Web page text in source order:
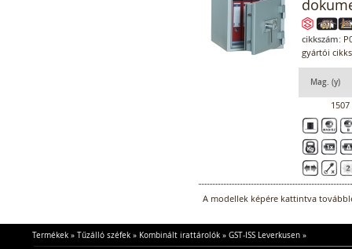
cikkszám:
gyártói
Mag. (y)
1507
A modellek képére kattintva
Termékek» Tűzálló széfek» Kombinált irattárolók» GST-ISS Leverkusen»